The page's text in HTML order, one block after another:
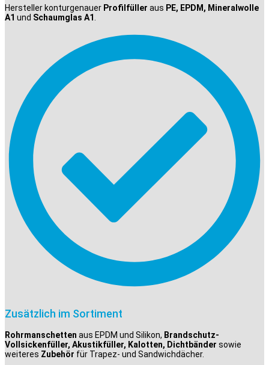
Hersteller konturgenauer Profilfüller aus PE, EPDM, Mineralwolle
A1 und Schaumglas A1.
Zusätzlich im Sortiment
Rohrmanschetten aus EPDM und Silikon, Brandschutz-
Vollsickenfüller, Akustikfüller, Kalotten, Dichtbänder sowie
weiteres Zubehör für Trapez- und Sandwichdächer.